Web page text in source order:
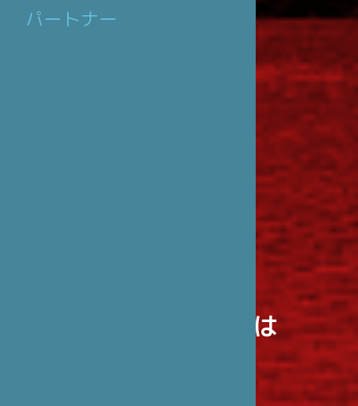
パートナー
笹川日仏財団とは